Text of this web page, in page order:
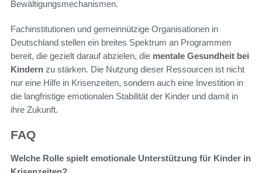
Bewältigungsmechanismen.
Fachinstitutionen und gemeinnützige Organisationen in
Deutschland stellen ein breites Spektrum an Programmen
bereit, die gezielt darauf abzielen, die mentale Gesundheit bei
Kindern zu stärken. Die Nutzung dieser Ressourcen ist nicht
nur eine Hilfe in Krisenzeiten, sondern auch eine Investition in
die langfristige emotionalen Stabilität der Kinder und damit in
ihre Zukunft.
FAQ
Welche Rolle spielt emotionale Unterstützung für Kinder in